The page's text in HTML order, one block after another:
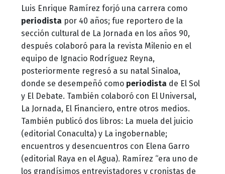
Luis Enrique Ramírez forjó una carrera como
periodista por 40 años; fue reportero de la
sección cultural de La Jornada en los años 90,
después colaboró para la revista Milenio en el
equipo de Ignacio Rodríguez Reyna,
posteriormente regresó a su natal Sinaloa,
donde se desempeñó como periodista de El Sol
y El Debate. También colaboró con El Universal,
La Jornada, El Financiero, entre otros medios.
También publicó dos libros: La muela del juicio
(editorial Conaculta) y La ingobernable;
encuentros y desencuentros con Elena Garro
(editorial Raya en el Agua). Ramírez “era uno de
los grandísimos entrevistadores y cronistas de